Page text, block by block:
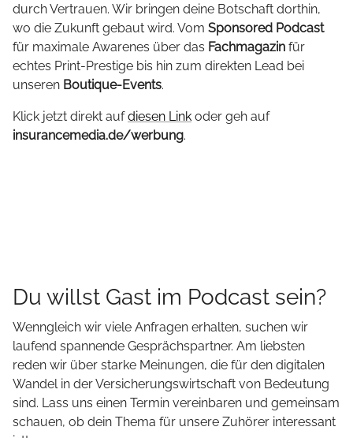
durch Vertrauen. Wir bringen deine Botschaft dorthin,
wo die Zukunft gebaut wird. Vom Sponsored Podcast
für maximale Awarenes über das Fachmagazin für
echtes Print-Prestige bis hin zum direkten Lead bei
unseren Boutique-Events.
Klick jetzt direkt aufdiesen Link oder geh auf
insurancemedia.de/werbung.
Du willst Gast im Podcast sein?
Wenngleich wir viele Anfragen erhalten, suchen wir
laufend spannende Gesprächspartner. Am liebsten
reden wir über starke Meinungen, die für den digitalen
Wandel in der Versicherungswirtschaft von Bedeutung
sind. Lass uns einen Termin vereinbaren und gemeinsam
schauen, ob dein Thema für unsere Zuhörer interessant